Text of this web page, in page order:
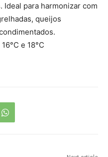
Ideal para harmonizar com
queijos
e 18°C